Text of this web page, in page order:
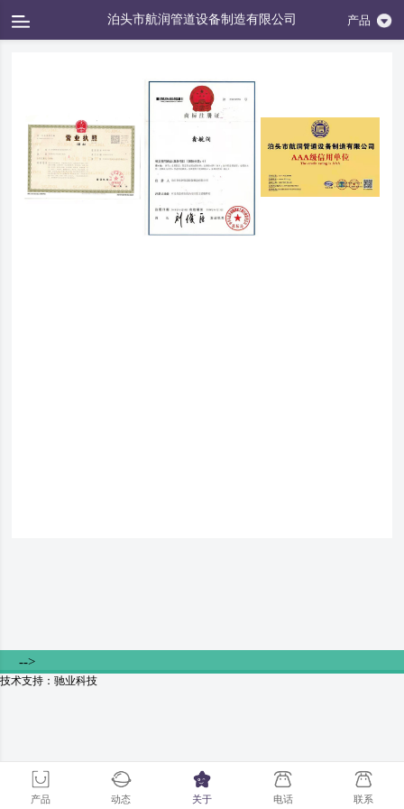
泊头市航润管道设备制造有限公司 产品
产品 动态 关于 电话 联系
-->
技术支持：驰业科技